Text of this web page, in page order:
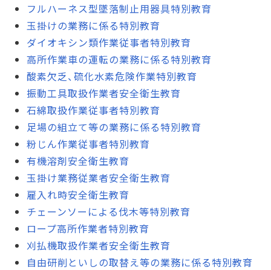
フルハーネス型墜落制止用器具特別教育
玉掛けの業務に係る特別教育
ダイオキシン類作業従事者特別教育
高所作業車の運転の業務に係る特別教育
酸素欠乏、硫化水素危険作業特別教育
振動工具取扱作業者安全衛生教育
石綿取扱作業従事者特別教育
足場の組立て等の業務に係る特別教育
粉じん作業従事者特別教育
有機溶剤安全衛生教育
玉掛け業務従業者安全衛生教育
雇入れ時安全衛生教育
チェーンソーによる伐木等特別教育
ロープ高所作業者特別教育
刈払機取扱作業者安全衛生教育
自由研削といしの取替え等の業務に係る特別教育